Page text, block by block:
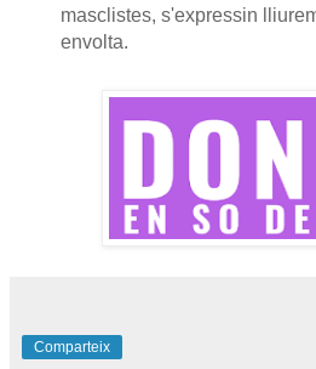
masclistes, s'expressin
envolta.
Comparteix